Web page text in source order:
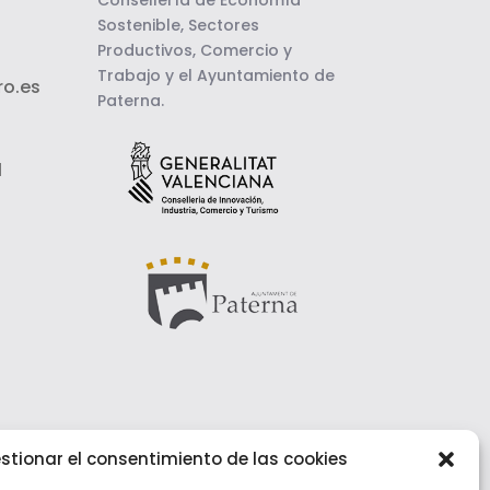
el consentimiento de las cookies
Sostenible, Sectores
Productivos, Comercio y
Trabajo y el Ayuntamiento de
Paterna.